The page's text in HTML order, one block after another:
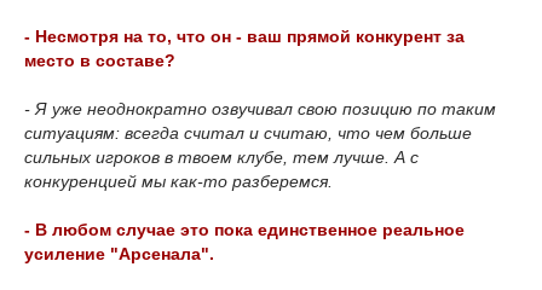
- Несмотря на то, что он - ваш прямой конкурент за
место в составе?
- Я уже неоднократно озвучивал свою позицию по таким
ситуациям: всегда считал и считаю, что чем больше
сильных игроков в твоем клубе, тем лучше. А с
конкуренцией мы как-то разберемся.
- В любом случае это пока единственное реальное
усиление "Арсенала".